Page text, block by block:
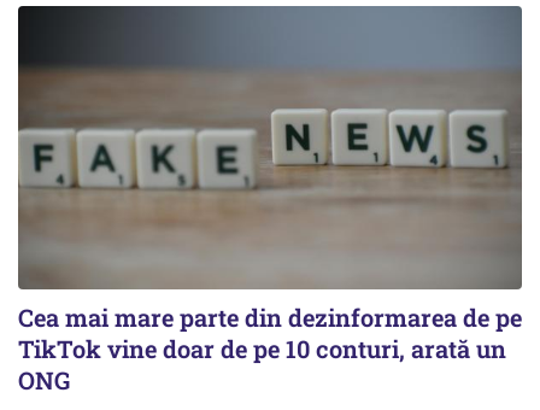
Cea mai mare parte din dezinformarea de pe
TikTok vine doar de pe 10 conturi, arată un
ONG